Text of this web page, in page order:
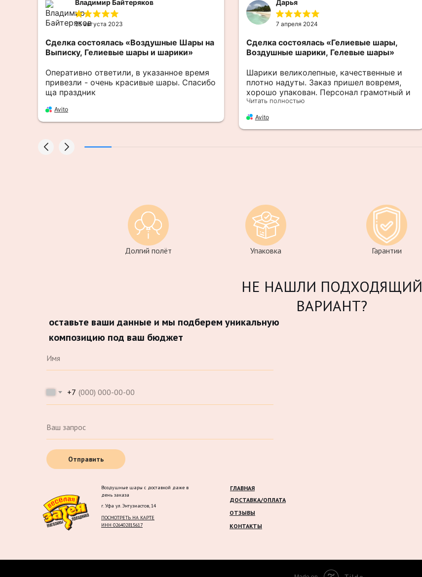
Владимир Байтеряков
25 августа 2023
Сделка состоялась «Воздушные Шары на
Выписку, Гелиевые шары и шарики»
Оперативно ответили, в указанное время
привезли - очень красивые шары. Спасибо
ща праздник
Avito
Дарья
7 апреля 2024
Сделка состоялась «Гелиевые шары,
Воздушные шарики, Гелевые шары»
Шарики великолепные, качественные и
плотно надуты. Заказ пришел вовремя,
хорошо упакован. Персонал грамотный и
вежливый. Заказом довольна.
Читать полностью
Avito
Долгий полёт Упаковка Гарантии
+7
Отправить
оставьте ваши данные и мы подберем уникальную
композицию под ваш бюджет
НЕ НАШЛИ ПОДХОДЯЩИЙ
ВАРИАНТ?
ОТЗЫВЫ
ГЛАВНАЯ
ДОСТАВКА/ОПЛАТА
КОНТАКТЫ
Воздушные шары с доставкой даже в
день заказа
г. Уфа ул. Энтузиастов, 14
ПОСМОТРЕТЬ НА КАРТЕ
ИНН 026402815617